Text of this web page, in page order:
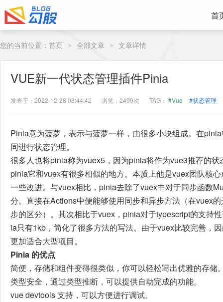
首
您的当前位置： 首页 > 全部文章 > 文章详情
VUE新一代状态管理插件Pinia
发表于：2022-12-28 08:44:42 浏览：2499次 TAG： #Vue #状态管理
Pinia意为菠萝，表示与菠萝一样，由很多小块组成。在
同进行状态管理。
很多人也将pinia称为vuex5，因为pinia将作为vue3推荐的
pinia它和vuex有很多相似的地方。本质上他是vuex团队核
一些改进。与vuex相比，pinia去除了vuex中对于同步函数
分。直接在Actions中便能够使用同步和异步方法（在vuex
步的区分）。其次相比于vuex，pinia对于typescript的支持
ia只有1kb，简化了很多方法的写法。由于vuex比较完善，
更加适合大型项目。
Pinia 的优点
简便，存储和组件变得很类似，你可以轻松写出优雅的存储
类型安全，通过类型推断，可以提供自动完成的功能。
vue devtools 支持，可以方便进行调试。